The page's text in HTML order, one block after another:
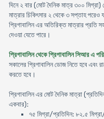
দিনে ২ বার (মোট দৈনিক মাত্র ৩০০ মিগ্রা)
মাত্রার চিকিৎসার ২ থেকে ৩ সপ্তাহ পরেও
প্রিগাবালিন এর অতিরিক্ত মাত্রার প্রতি
দেওয়া যেতে পারে।
প্রিগাবালিন থেকে প্রিগাবালিন সিআর এ
সকালের প্রিগাবালিন ডোজ নিতে হবে এবং
করতে হবে।
প্রিগাবালিন এর মোট দৈনিক মাত্রা
একবার):
৭৫ মিগ্রা/প্রতিদিন: ৮২.৫